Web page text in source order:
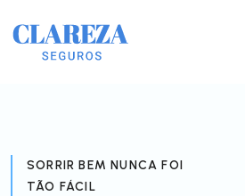
SORRIR BEM NUNCA FOI
TÃO FÁCIL